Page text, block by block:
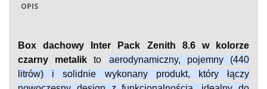
OPIS
Box dachowy Inter Pack Zenith 8.6 w kolorze
czarny metalik to
aerodynamiczny, pojemny (440
litrów) i solidnie wykonany produkt, który łączy